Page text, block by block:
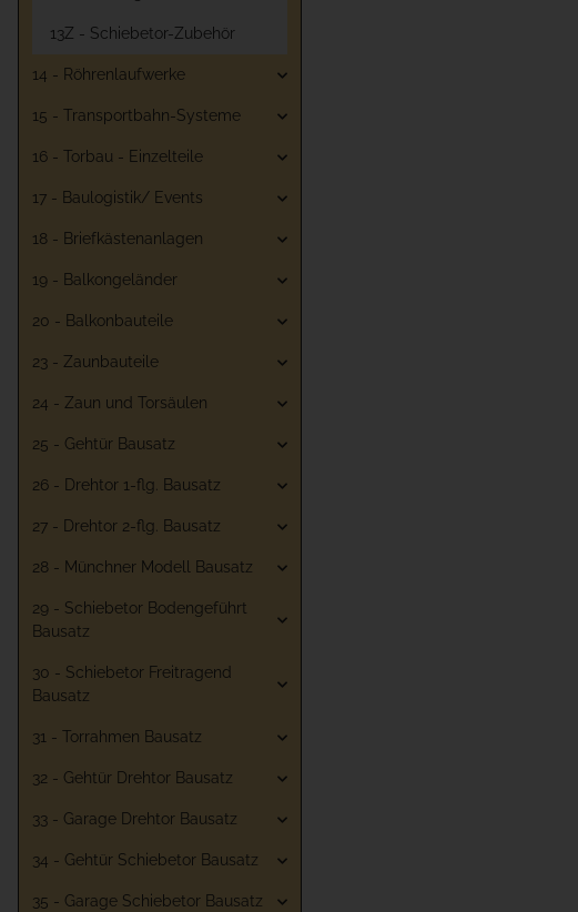
13Z - Schiebetor-Zubehör
14 - Röhrenlaufwerke
15 - Transportbahn-Systeme
16 - Torbau - Einzelteile
17 - Baulogistik/ Events
18 - Briefkästenanlagen
19 - Balkongeländer
20 - Balkonbauteile
23 - Zaunbauteile
24 - Zaun und Torsäulen
25 - Gehtür Bausatz
26 - Drehtor 1-flg. Bausatz
27 - Drehtor 2-flg. Bausatz
28 - Münchner Modell Bausatz
29 - Schiebetor Bodengeführt
Bausatz
30 - Schiebetor Freitragend
Bausatz
31 - Torrahmen Bausatz
32 - Gehtür Drehtor Bausatz
33 - Garage Drehtor Bausatz
34 - Gehtür Schiebetor Bausatz
35 - Garage Schiebetor Bausatz